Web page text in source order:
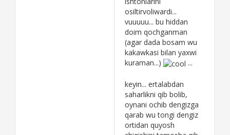
osiltirvoliwardi...
vuuuuu... bu hiddan
doim qochganman
(agar dada bosam wu
kakawkasi bilan yaxwi
kuraman...)
...
keyin... ertalabdan
saharlikni qib bolib,
oynani ochib dengizga
qarab wu tongi dengiz
ortidan quyosh